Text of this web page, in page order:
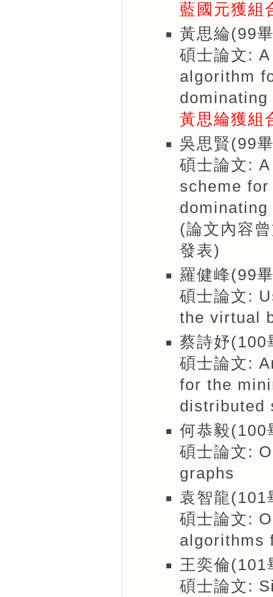
藍國元獲組
黃思綸(99
碩士論文:
algorithm
黃思綸獲組
吳思賢(99
碩士論文:
scheme
(論文內容
發表)
羅健峰(99
碩士論文:
the virtual
蔡詩妤(100
碩士論文:
for the
distributed
何恭毅(100
碩士論文:
graphs
袁智龍(101
碩士論文:
algorithms
王奕倫(101
碩士論文: